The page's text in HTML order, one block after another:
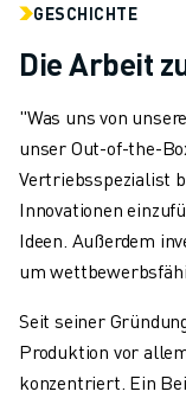
GESCHICHTE
Die Arbeit
"Was uns von
unser Out-of-the-
Vertriebsspezialist
Innovationen
Ideen. Außerdem
um
Seit seiner
Produktion vor
konzentriert. Ein